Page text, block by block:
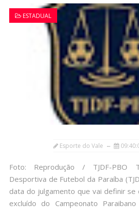
ESTADUAL
Esporte do Vale
Foto: Reprodução / TJDF-PBO
Desportiva de Futebol da Paraíba
data do julgamento que vai definir
excluído do Campeonato